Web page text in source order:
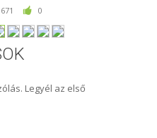
671 0
Legyél az első